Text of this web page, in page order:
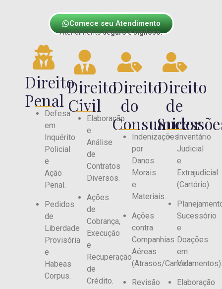
Comece seu Atendimento
Atendimentoseguro e sigiloso.
Direito
Penal
Defesa
em
Inquérito
Policial
e
Ação
Penal.
Pedidos
de
Liberdade
Provisória
e
Habeas
Corpus.
Direito
Civil
Elaboração
e
Análise
de
Contratos
Diversos.
Ações
de
Cobrança,
Execução
e
Recuperação
de
Crédito.
Direito
do
Consumidor
Indenizações
por
Danos
Morais
e
Materiais.
Ações
contra
Companhias
Aéreas
(Atrasos/
Revisão
Direito
de
Inventário
Judicial
e
Extrajudicial
(Cartório).
Sucessório
e
Doações
em
Vida.
Elaboração